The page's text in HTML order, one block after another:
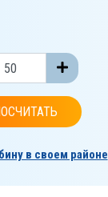
в своем районе